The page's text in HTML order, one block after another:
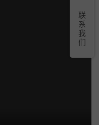
联
系
我
们